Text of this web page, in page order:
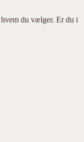
du vælger. Er du i